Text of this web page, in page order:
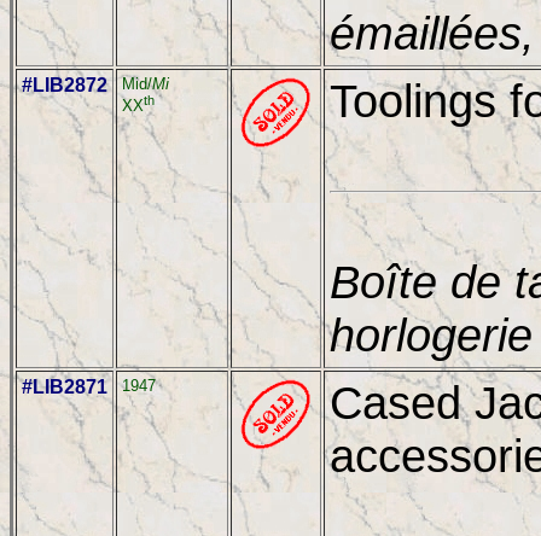
#LIB2872 Mid/Mi
XXth Toolings
Boîte de
horlogerie
#LIB2871 1947
Cased